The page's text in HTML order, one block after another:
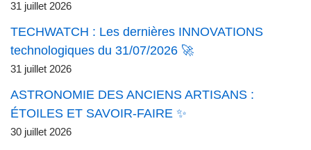
31 juillet 2026
TECHWATCH : Les dernières INNOVATIONS
technologiques du 31/07/2026 🚀
31 juillet 2026
ASTRONOMIE DES ANCIENS ARTISANS :
ÉTOILES ET SAVOIR-FAIRE ✨
30 juillet 2026